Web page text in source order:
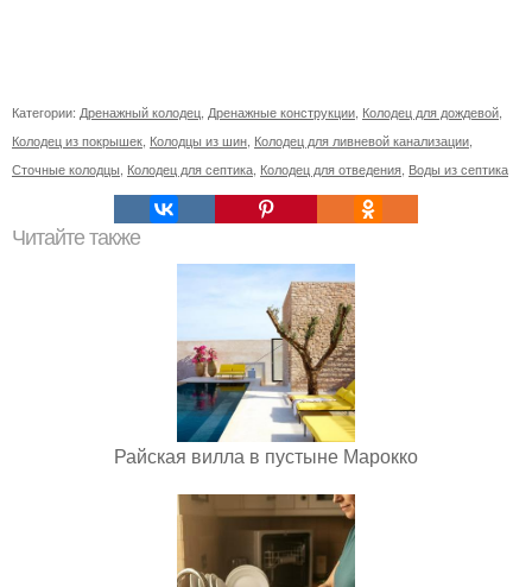
Категории: Дренажный колодец Дренажные конструкции Колодец для дождевой
Колодец из покрышек Колодцы из шин Колодец для ливневой канализации
Сточные колодцы Колодец для септика Колодец для отведения Воды из септика
Читайте также
Райская вилла в пустыне Марокко